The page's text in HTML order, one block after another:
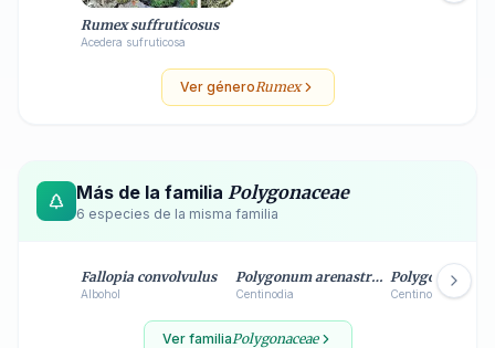
Rumex suffruticosus
Acedera sufruticosa
Ver géneroRumex
Más de la familia Polygonaceae
6 especies de la misma familia
Fallopia convolvulus
Albohol
Polygonum arenastrum
Centinodia
Polygonum
Centinodia
Ver familiaPolygonaceae